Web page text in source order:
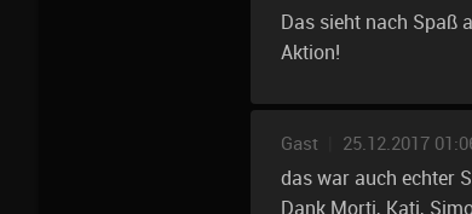
Das sieht nach Spaß
Aktion!
Gast 25.12.2017
das war auch echter
Dank Morti, Kati,